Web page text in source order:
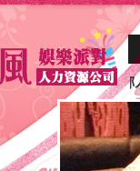
？也許妳人不逢